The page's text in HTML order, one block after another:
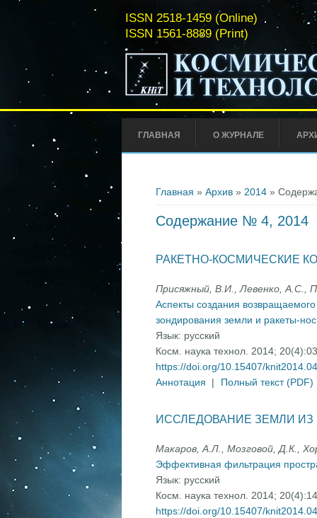
ISSN 2518-1459 (Online)
ISSN 1561-8889 (Print)
ГЛАВНАЯ О ЖУРНАЛЕ
Главная » Архив» 2014»
Содержание № 4, 2014
РАКЕТНО-КОСМИЧЕСКИЕ
Присяжный, В.И., Левенко, А.С.,
Аспекты создания
зондирования земли и ракеты-
Язык: русский
Косм. наука технол. 2014;
https://doi.org/10.15407/
Аннотация
| Полный текст (PDF)
ИССЛЕДОВАНИЕ ЗЕМЛИ
Макаров, А.Л., Мозговой, Д.К.,
Эффективная фильтрация
Язык: русский
Косм. наука технол. 2014;
https://doi.org/10.15407/